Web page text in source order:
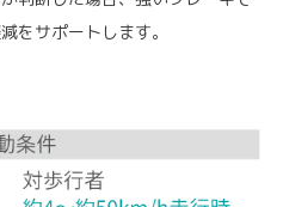
をサポートします。